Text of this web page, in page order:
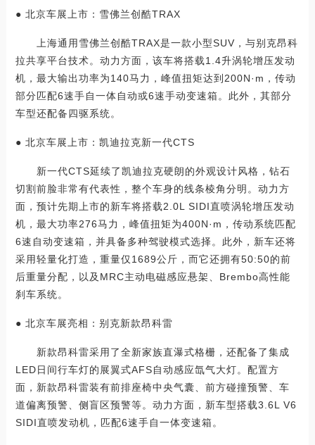
● 北京车展上市：雪佛兰创酷TRAX
上海通用雪佛兰创酷TRAX是一款小型SUV，与别克昂科
拉共享平台技术。动力方面，该车将搭载1.4升涡轮增压发动
机，最大输出功率为140马力，峰值扭矩达到200N·m，传动
部分匹配6速手自一体自动或6速手动变速箱。此外，其部分
车型还配备四驱系统。
● 北京车展上市：凯迪拉克新一代CTS
新一代CTS延续了凯迪拉克硬朗的外观设计风格，钻石
切割前脸非常有代表性，整个车身的线条棱角分明。动力方
面，预计先期上市的新车将搭载2.0L SIDI直喷涡轮增压发动
机，最大功率276马力，峰值扭矩为400N·m，传动系统匹配
6速自动变速箱，并具备多种驾驶模式选择。此外，新车还将
采用轻量化打造，重量仅1689公斤，而它还拥有50:50的前
后重量分配，以及MRC主动电磁感应悬架、Brembo高性能
刹车系统。
● 北京车展亮相：别克新款昂科雷
新款昂科雷采用了全新家族直瀑式格栅，还配备了集成
LED日间行车灯的展翼式AFS自动感应氙气大灯。配置方
面，新款昂科雷装有前排座椅中央气囊、前方碰撞预警、车
道偏离预警、侧盲区预警等。动力方面，新车型搭载3.6L V6
SIDI直喷发动机，匹配6速手自一体变速箱。